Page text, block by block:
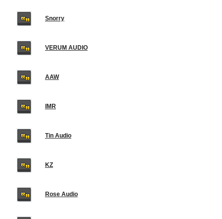
Snorry
VERUM AUDIO
AAW
IMR
Tin Audio
KZ
Rose Audio